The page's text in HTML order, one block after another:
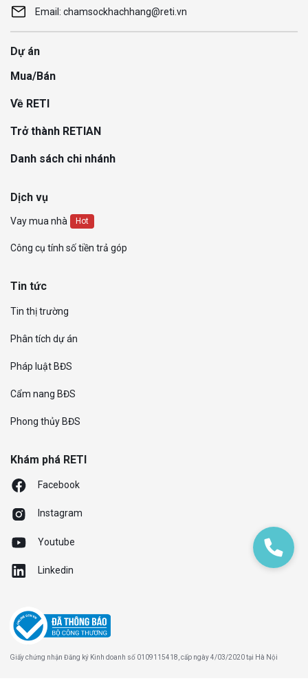
Email: chamsockhachhang@reti.vn
Dự án
Mua/Bán
Về RETI
Trở thành RETIAN
Danh sách chi nhánh
Dịch vụ
Vay mua nhà Hot
Công cụ tính số tiền trả góp
Tin tức
Tin thị trường
Phân tích dự án
Pháp luật BĐS
Cẩm nang BĐS
Phong thủy BĐS
Khám phá RETI
Facebook
Instagram
Youtube
Linkedin
Giấy chứng nhận Đăng ký Kinh doanh số 0109115418, cấp ngày 4/03/2020 tại Hà Nội